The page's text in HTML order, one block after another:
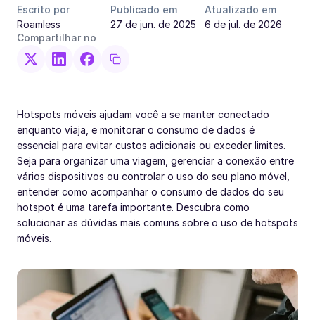
Escrito por
Roamless
Publicado em
27 de jun. de 2025
Atualizado em
6 de jul. de 2026
Compartilhar no
Hotspots móveis ajudam você a se manter conectado
enquanto viaja, e monitorar o consumo de dados é
essencial para evitar custos adicionais ou exceder limites.
Seja para organizar uma viagem, gerenciar a conexão entre
vários dispositivos ou controlar o uso do seu plano móvel,
entender como acompanhar o consumo de dados do seu
hotspot é uma tarefa importante. Descubra como
solucionar as dúvidas mais comuns sobre o uso de hotspots
móveis.